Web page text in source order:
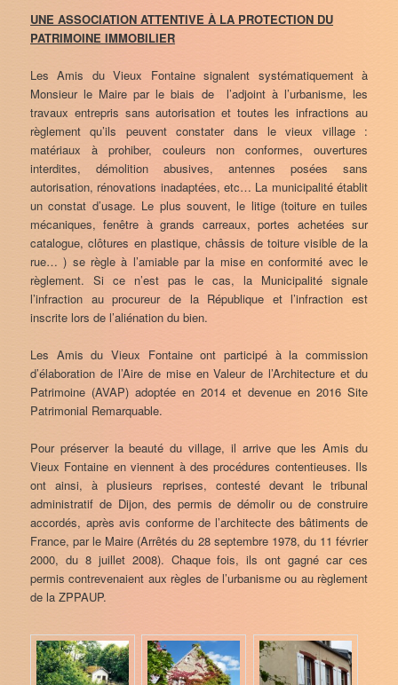
UNE ASSOCIATION ATTENTIVE À LA PROTECTION DU
PATRIMOINE IMMOBILIER
Les Amis du Vieux Fontaine signalent systématiquement à
Monsieur le Maire par le biais de l’adjoint à l’urbanisme, les
travaux entrepris sans autorisation et toutes les infractions au
règlement qu’ils peuvent constater dans le vieux village :
matériaux à prohiber, couleurs non conformes, ouvertures
interdites, démolition abusives, antennes posées sans
autorisation, rénovations inadaptées, etc… La municipalité établit
un constat d’usage. Le plus souvent, le litige (toiture en tuiles
mécaniques, fenêtre à grands carreaux, portes achetées sur
catalogue, clôtures en plastique, châssis de toiture visible de la
rue… ) se règle à l’amiable par la mise en conformité avec le
règlement. Si ce n’est pas le cas, la Municipalité signale
l’infraction au procureur de la République et l’infraction est
inscrite lors de l’aliénation du bien.
Les Amis du Vieux Fontaine ont participé à la commission
d’élaboration de l’Aire de mise en Valeur de l’Architecture et du
Patrimoine (AVAP) adoptée en 2014 et devenue en 2016 Site
Patrimonial Remarquable.
Pour préserver la beauté du village, il arrive que les Amis du
Vieux Fontaine en viennent à des procédures contentieuses. Ils
ont ainsi, à plusieurs reprises, contesté devant le tribunal
administratif de Dijon, des permis de démolir ou de construire
accordés, après avis conforme de l’architecte des bâtiments de
France, par le Maire (Arrêtés du 28 septembre 1978, du 11 février
2000, du 8 juillet 2008). Chaque fois, ils ont gagné car ces
permis contrevenaient aux règles de l’urbanisme ou au règlement
de la ZPPAUP.